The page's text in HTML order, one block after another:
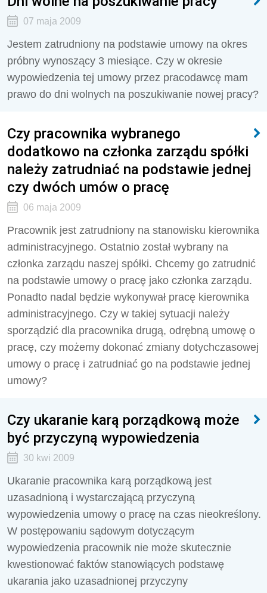
07 maja 2009
Jestem zatrudniony na podstawie umowy na okres
próbny wynoszący 3 miesiące. Czy w okresie
wypowiedzenia tej umowy przez pracodawcę mam
prawo do dni wolnych na poszukiwanie nowej pracy?
Czy pracownika wybranego
dodatkowo na członka zarządu spółki
należy zatrudniać na podstawie jednej
czy dwóch umów o pracę
06 maja 2009
Pracownik jest zatrudniony na stanowisku kierownika
administracyjnego. Ostatnio został wybrany na
członka zarządu naszej spółki. Chcemy go zatrudnić
na podstawie umowy o pracę jako członka zarządu.
Ponadto nadal będzie wykonywał pracę kierownika
administracyjnego. Czy w takiej sytuacji należy
sporządzić dla pracownika drugą, odrębną umowę o
pracę, czy możemy dokonać zmiany dotychczasowej
umowy o pracę i zatrudniać go na podstawie jednej
umowy?
Czy ukaranie karą porządkową może
być przyczyną wypowiedzenia
30 kwi 2009
Ukaranie pracownika karą porządkową jest
uzasadnioną i wystarczającą przyczyną
wypowiedzenia umowy o pracę na czas nieokreślony.
W postępowaniu sądowym dotyczącym
wypowiedzenia pracownik nie może skutecznie
kwestionować faktów stanowiących podstawę
ukarania jako uzasadnionej przyczyny